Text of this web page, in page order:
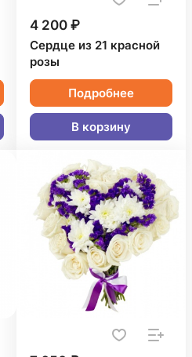
4 200 ₽
Сердце из 21 красной
розы
Подробнее
В корзину